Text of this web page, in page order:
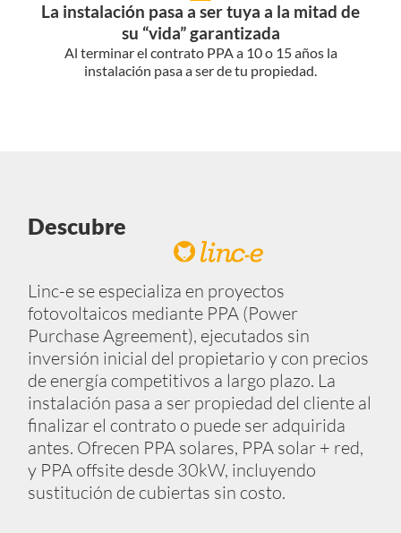
La instalación pasa a ser tuya a la mitad de
su “vida” garantizada
Al terminar el contrato PPA a 10 o 15 años la
instalación pasa a ser de tu propiedad.
Descubre
Linc-e se especializa en proyectos
fotovoltaicos mediante PPA (Power
Purchase Agreement), ejecutados sin
inversión inicial del propietario y con precios
de energía competitivos a largo plazo. La
instalación pasa a ser propiedad del cliente al
finalizar el contrato o puede ser adquirida
antes. Ofrecen PPA solares, PPA solar + red,
y PPA offsite desde 30kW, incluyendo
sustitución de cubiertas sin costo.